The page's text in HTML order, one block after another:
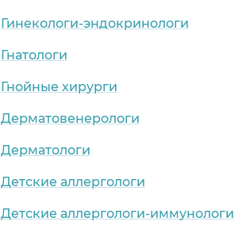
Гинекологи-эндокринологи
Гнатологи
Гнойные хирурги
Дерматовенерологи
Дерматологи
Детские аллергологи
Детские аллергологи-иммунологи